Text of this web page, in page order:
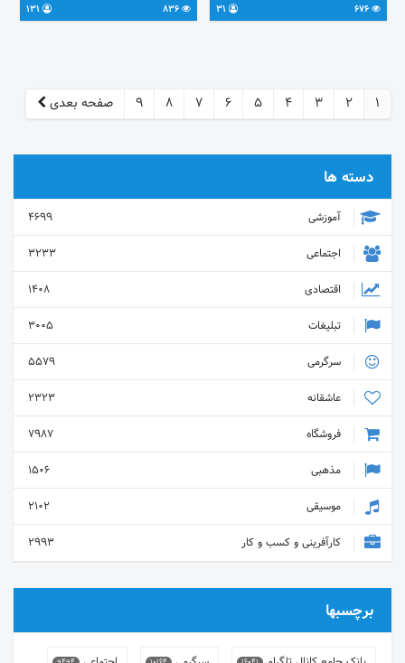
1
2
3
4
5
6
7
8
9 صفحه بعدی
دسته ها
آموزشی
4699
اجتماعی
3233
اقتصادی
1408
تبلیغات
3005
سرگرمی
5579
عاشقانه
2323
فروشگاه
7987
مذهبی
1506
موسیقی
2102
کارآفرینی و کسب و کار
2993
برچسبها